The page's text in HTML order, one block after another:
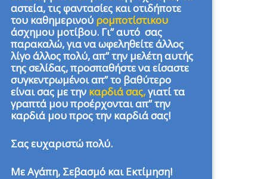
αστεία, τις φαντασίες και οτιδήποτε
του καθημερινού ρομποτίστικου
άσχημου μοτίβου. Γι” αυτό σας
παρακαλώ, για να ωφεληθείτε άλλος
λίγο άλλος πολύ, απ” την μελέτη αυτής
της σελίδας, προσπαθήστε να είσαστε
συγκεντρωμένοι απ” το βαθύτερο
είναι σας με την καρδιά σας,γιατί τα
γραπτά μου προέρχονται απ” την
καρδιά μου προς την καρδιά σας!
Σας ευχαριστώ πολύ.
Με Αγάπη, Σεβασμό και Εκτίμηση!